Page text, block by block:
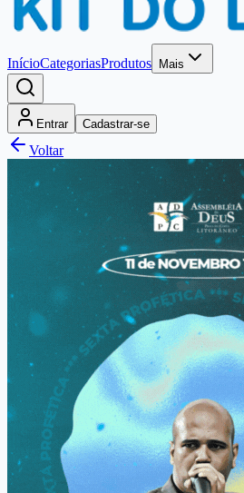
InícioCategoriasProdutos Mais
Entrar Cadastrar-se
Voltar